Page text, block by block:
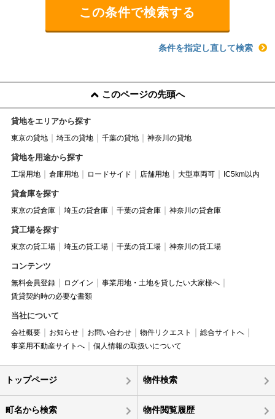
条件を指定し直して検索
このページの先頭へ
貸地をエリアから探す
東京の貸地 埼玉の貸地 千葉の貸地 神奈川の貸地
貸地を用途から探す
工場用地 倉庫用地 ロードサイド 店舗用地 大型車両可 IC5km以内
貸倉庫を探す
東京の貸倉庫 埼玉の貸倉庫 千葉の貸倉庫 神奈川の貸倉庫
貸工場を探す
東京の貸工場 埼玉の貸工場 千葉の貸工場 神奈川の貸工場
コンテンツ
無料会員登録 ログイン
事業用地・土地を貸したい大家様へ
賃貸契約時の必要な書類
当社について
会社概要 お知らせ お問い合わせ 物件リクエスト
総合サイトへ
事業用不動産サイトへ
個人情報の取扱いについて
トップページ 物件検索
町名から検索 物件閲覧履歴